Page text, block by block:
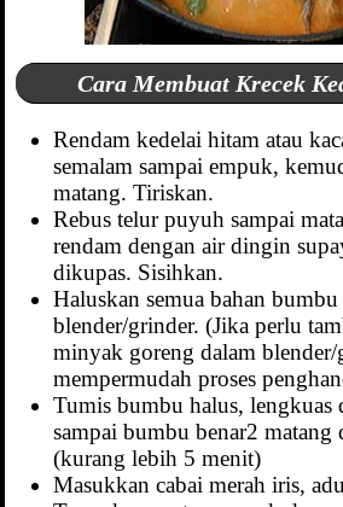
Cara Membuat Krecek
Rendam kedelai hitam atau
semalam sampai empuk,
matang. Tiriskan.
Rebus telur puyuh sampai
rendam dengan air dingin
dikupas. Sisihkan.
Haluskan semua bahan
blender/grinder. (Jika perlu
minyak goreng dalam
mempermudah proses
Tumis bumbu halus, lengkuas
sampai bumbu benar2 matang
(kurang lebih 5 menit)
Masukkan cabai merah iris,